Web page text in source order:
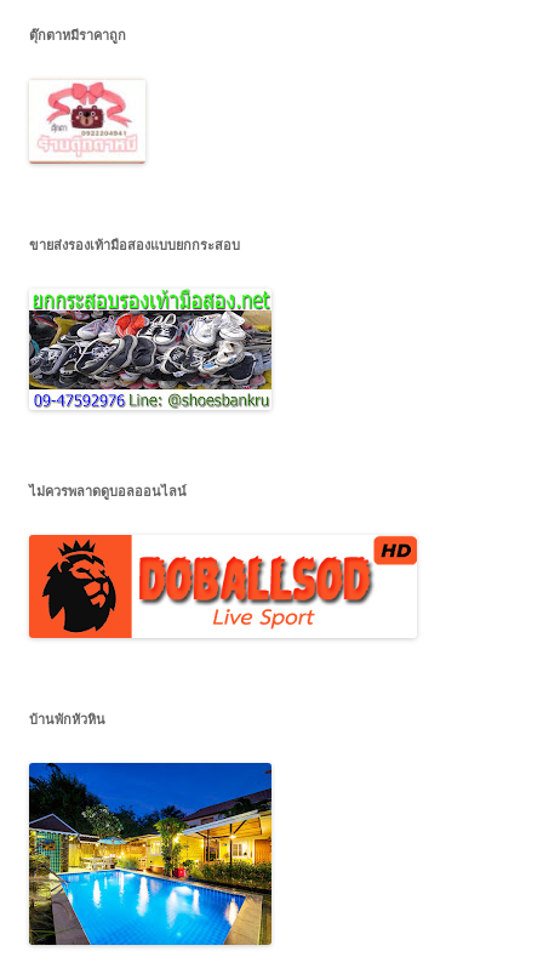
ตุ๊กตาหมีราคาถูก
ขายส่งรองเท้ามือสองแบบยกกระสอบ
ไม่ควรพลาดดูบอลออนไลน์
บ้านพักหัวหิน